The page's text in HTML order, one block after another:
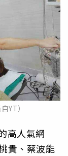
YT）
高人氣網
貴、蔡波能